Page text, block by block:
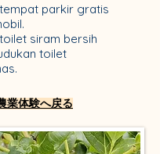
parkir gratis
siram bersih
toilet
業体験へ戻る